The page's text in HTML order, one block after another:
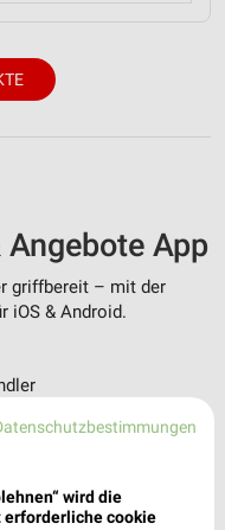
App
griffbereit – mit der
iOS & Android.
planen
wird die
cookie